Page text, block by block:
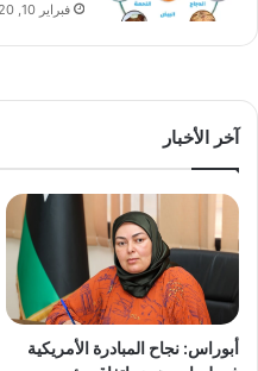
فبراير 10, 2020
آخر الأخبار
أبوراس: نجاح المبادرة الأمريكية